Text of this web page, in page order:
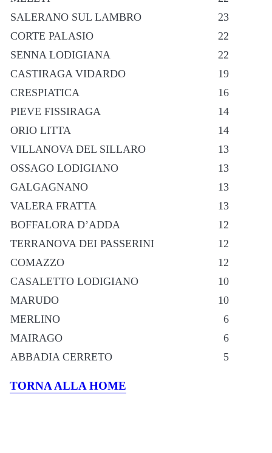
SALERANO SUL LAMBRO
23
CORTE PALASIO
22
SENNA LODIGIANA
22
CASTIRAGA VIDARDO
19
CRESPIATICA
16
PIEVE FISSIRAGA
14
ORIO LITTA
14
VILLANOVA DEL SILLARO
13
OSSAGO LODIGIANO
13
GALGAGNANO
13
VALERA FRATTA
13
BOFFALORA D’ADDA
12
TERRANOVA DEI PASSERINI
12
COMAZZO
12
CASALETTO LODIGIANO
10
MARUDO
10
MERLINO
6
MAIRAGO
6
ABBADIA CERRETO
5
TORNA ALLA HOME